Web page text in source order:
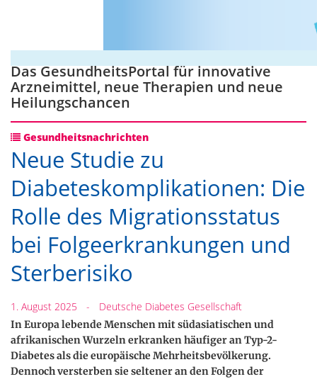
Das GesundheitsPortal für innovative
Arzneimittel, neue Therapien und neue
Heilungschancen
Gesundheitsnachrichten
Neue Studie zu
Diabeteskomplikationen: Die
Rolle des Migrationsstatus
bei Folgeerkrankungen und
Sterberisiko
1. August 2025 - Deutsche Diabetes Gesellschaft
In Europa lebende Menschen mit südasiatischen und
afrikanischen Wurzeln erkranken häufiger an Typ-2-
Diabetes als die europäische Mehrheitsbevölkerung.
Dennoch versterben sie seltener an den Folgen der